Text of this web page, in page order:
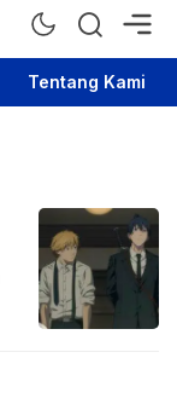
Tentang Kami